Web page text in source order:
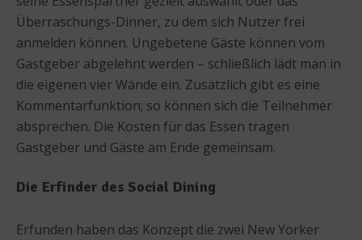
Überraschungs-Dinner, zu dem sich Nutzer frei
anmelden können. Ungebetene Gäste können vom
Gastgeber abgelehnt werden – schließlich lädt man in
die eigenen vier Wände ein. Zusätzlich gibt es eine
Kommentarfunktion; so können sich die Teilnehmer
absprechen. Die Kosten für das Essen tragen
Gastgeber und Gäste am Ende gemeinsam.
Die Erfinder des Social Dining
Erfunden haben das Konzept die zwei New Yorker